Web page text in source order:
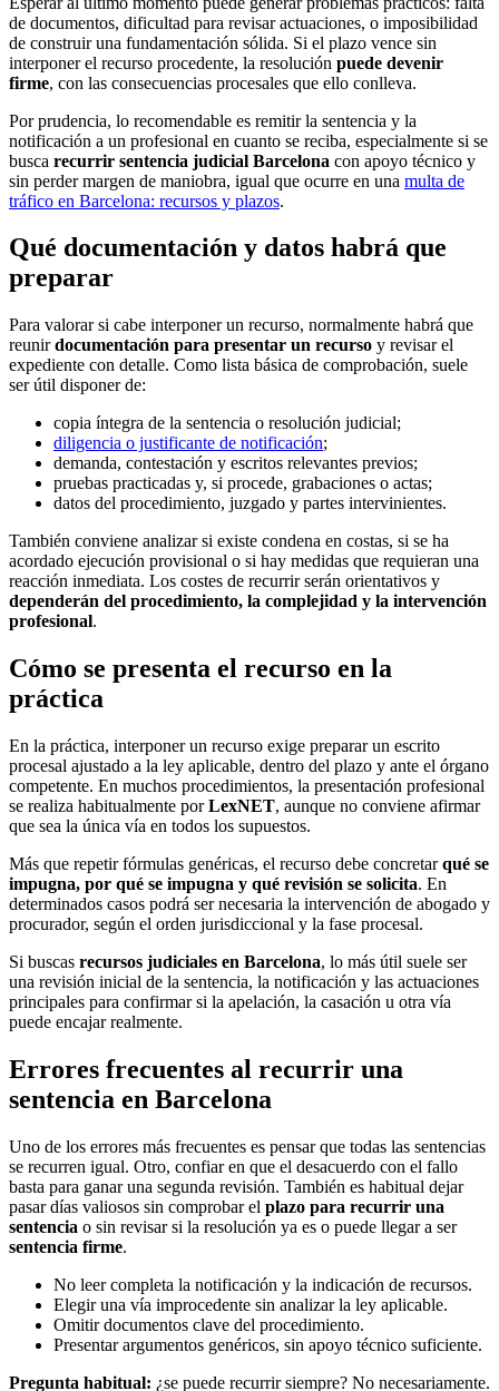
de documentos, dificultad para revisar actuaciones, o imposibilidad
de construir una fundamentación sólida. Si el plazo vence sin
interponer el recurso procedente, la resolución puede devenir
firme, con las consecuencias procesales que ello conlleva.
Por prudencia, lo recomendable es remitir la sentencia y la
notificación a un profesional en cuanto se reciba, especialmente si se
busca recurrir sentencia judicial Barcelona con apoyo técnico y
sin perder margen de maniobra, igual que ocurre en una multa de
tráfico en Barcelona: recursos y plazos.
Qué documentación y datos habrá que
preparar
Para valorar si cabe interponer un recurso, normalmente habrá que
reunirdocumentación para presentar un recurso y revisar el
expediente con detalle. Como lista básica de comprobación, suele
ser útil disponer de:
copia íntegra de la sentencia o resolución judicial;
diligencia o justificante de notificación;
demanda, contestación y escritos relevantes previos;
pruebas practicadas y, si procede, grabaciones o actas;
datos del procedimiento, juzgado y partes intervinientes.
También conviene analizar si existe condena en costas, si se ha
acordado ejecución provisional o si hay medidas que requieran una
reacción inmediata. Los costes de recurrir serán orientativos y
dependerán del procedimiento, la complejidad y la intervención
profesional.
Cómo se presenta el recurso en la
práctica
En la práctica, interponer un recurso exige preparar un escrito
procesal ajustado a la ley aplicable, dentro del plazo y ante el órgano
competente. En muchos procedimientos, la presentación profesional
se realiza habitualmente porLexNET, aunque no conviene afirmar
que sea la única vía en todos los supuestos.
Más que repetir fórmulas genéricas, el recurso debe concretarqué se
impugna, por qué se impugna y qué revisión se solicita. En
determinados casos podrá ser necesaria la intervención de abogado y
procurador, según el orden jurisdiccional y la fase procesal.
Si buscas recursos judiciales en Barcelona, lo más útil suele ser
una revisión inicial de la sentencia, la notificación y las actuaciones
principales para confirmar si la apelación, la casación u otra vía
puede encajar realmente.
Errores frecuentes al recurrir una
sentencia en Barcelona
Uno de los errores más frecuentes es pensar que todas las sentencias
se recurren igual. Otro, confiar en que el desacuerdo con el fallo
basta para ganar una segunda revisión. También es habitual dejar
pasar días valiosos sin comprobar el plazo para recurrir una
sentencia o sin revisar si la resolución ya es o puede llegar a ser
sentencia firme.
No leer completa la notificación y la indicación de recursos.
Elegir una vía improcedente sin analizar la ley aplicable.
Omitir documentos clave del procedimiento.
Presentar argumentos genéricos, sin apoyo técnico suficiente.
Pregunta habitual: ¿se puede recurrir siempre? No necesariamente.